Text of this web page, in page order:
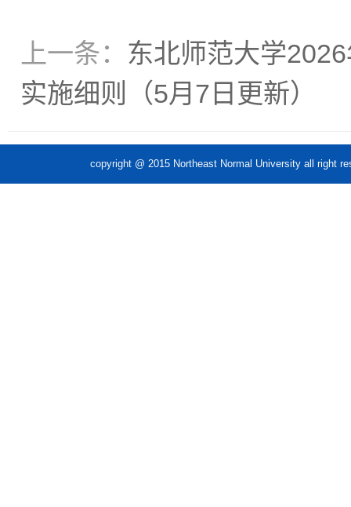
上一条： 东北师范大学
实施细则（5月7日更新）
copyright @ 2015 Northeast Normal University all